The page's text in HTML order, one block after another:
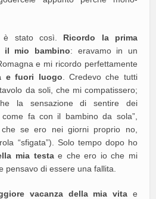
è stato così. Ricordo la prima
il mio bambino: eravamo in un
e mi ricordo perfettamente
e fuori luogo . Credevo che tutti
da soli, che mi compatissero;
la sensazione di sentire dei
fa con il bambino da sola”,
se ero nei giorni proprio no,
“sfigata”). Solo tempo dopo ho
mia testae che ero io che mi
pensavo di essere una fallita.
vacanza della mia vita e